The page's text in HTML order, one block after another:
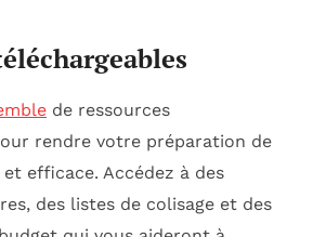
de ressources
rendre votre préparation de
efficace. Accédez à des
des listes de colisage et des